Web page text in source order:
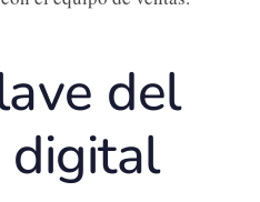
del
digital